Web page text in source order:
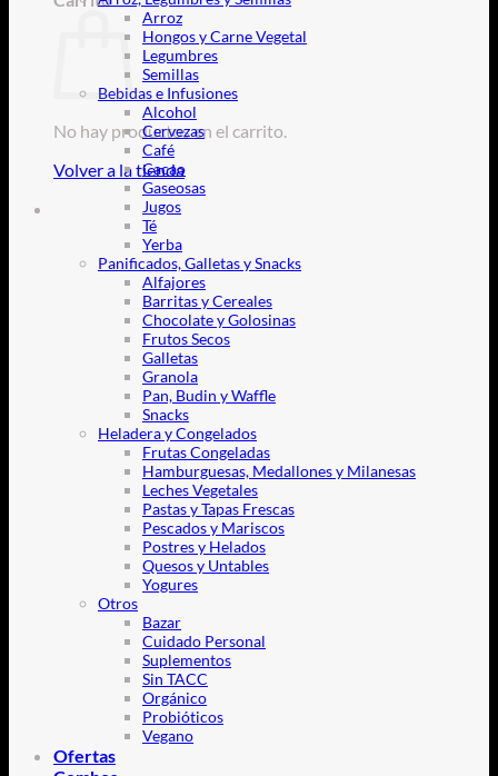
No hay productos en el carrito.
Volver a la tienda
Arroz
Hongos y Carne Vegetal
Legumbres
Semillas
Bebidas e Infusiones
Alcohol
Cervezas
Café
Cacao
Gaseosas
Jugos
Té
Yerba
Panificados, Galletas y Snacks
Alfajores
Barritas y Cereales
Chocolate y Golosinas
Frutos Secos
Galletas
Granola
Pan, Budin y Waffle
Snacks
Heladera y Congelados
Frutas Congeladas
Hamburguesas, Medallones y Milanesas
Leches Vegetales
Pastas y Tapas Frescas
Pescados y Mariscos
Postres y Helados
Quesos y Untables
Yogures
Otros
Bazar
Cuidado Personal
Suplementos
Sin TACC
Orgánico
Probióticos
Vegano
Ofertas